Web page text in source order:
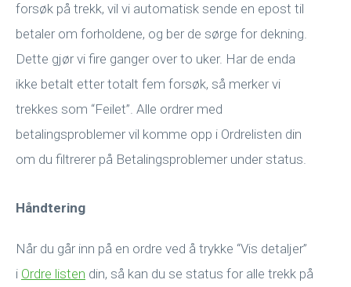
forsøk på trekk, vil vi automatisk sende en epost til
betaler om forholdene, og ber de sørge for dekning.
Dette gjør vi fire ganger over to uker. Har de enda
ikke betalt etter totalt fem forsøk, så merker vi
trekkes som “Feilet”. Alle ordrer med
betalingsproblemer vil komme opp i Ordrelisten din
om du filtrerer på Betalingsproblemer under status.
Håndtering
Når du går inn på en ordre ved å trykke “Vis detaljer”
i Ordre listen din, så kan du se status for alle trekk på